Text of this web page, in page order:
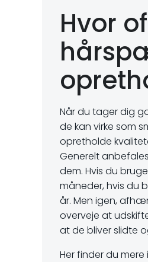
Hvor
Når du tager dig
de kan virke som
opretholde
Generelt
dem. Hvis du
måneder, hvis du
år. Men igen,
overveje at
at de bliver slidte
Her finder du